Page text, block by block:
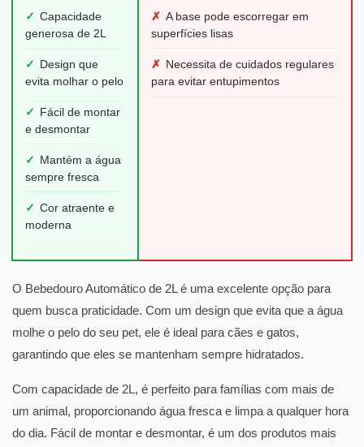
✓ Capacidade
generosa de 2L
✓
Design que
evita molhar o pelo
✓
Fácil de montar
e desmontar
✓
Mantém a água
sempre fresca
✓ Cor atraente e
moderna
✗ A base pode escorregar em
superfícies lisas
✗ Necessita de cuidados regulares
para evitar entupimentos
O Bebedouro Automático de 2L é uma excelente opção para
quem busca praticidade. Com um design que evita que a água
molhe o pelo do seu pet, ele é ideal para cães e gatos,
garantindo que eles se mantenham sempre hidratados.
Com capacidade de 2L, é perfeito para famílias com mais de
um animal, proporcionando água fresca e limpa a qualquer hora
do dia. Fácil de montar e desmontar, é um dos produtos mais